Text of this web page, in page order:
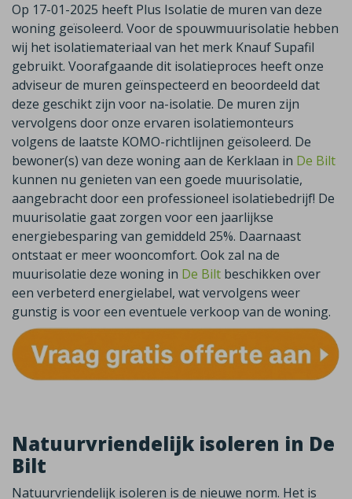
Op 17-01-2025 heeft Plus Isolatie de muren van deze
woning geïsoleerd. Voor de spouwmuurisolatie hebben
wij het isolatiemateriaal van het merk Knauf Supafil
gebruikt. Voorafgaande dit isolatieproces heeft onze
adviseur de muren geïnspecteerd en beoordeeld dat
deze geschikt zijn voor na-isolatie. De muren zijn
vervolgens door onze ervaren isolatiemonteurs
volgens de laatste KOMO-richtlijnen geïsoleerd. De
bewoner(s) van deze woning aan de Kerklaan in De Bilt
kunnen nu genieten van een goede muurisolatie,
aangebracht door een professioneel isolatiebedrijf! De
muurisolatie gaat zorgen voor een jaarlijkse
energiebesparing van gemiddeld 25%. Daarnaast
ontstaat er meer wooncomfort. Ook zal na de
muurisolatie deze woning in De Bilt beschikken over
een verbeterd energielabel, wat vervolgens weer
gunstig is voor een eventuele verkoop van de woning.
Natuurvriendelijk isoleren in De
Bilt
Natuurvriendelijk isoleren is de nieuwe norm. Het is